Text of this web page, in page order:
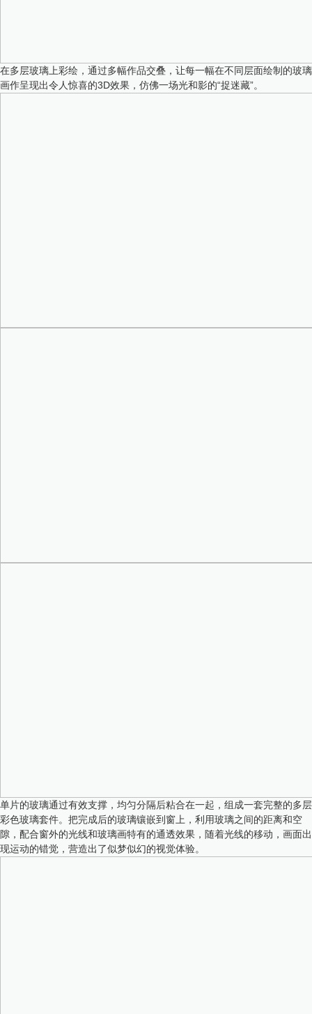
在多层玻璃上彩绘，通过多幅作品交叠，让每一幅在不同层面绘制的玻璃
画作呈现出令人惊喜的3D效果，仿佛一场光和影的“捉迷藏”。
单片的玻璃通过有效支撑，均匀分隔后粘合在一起，组成一套完整的多层
彩色玻璃套件。把完成后的玻璃镶嵌到窗上，利用玻璃之间的距离和空
隙，配合窗外的光线和玻璃画特有的通透效果，随着光线的移动，画面出
现运动的错觉，营造出了似梦似幻的视觉体验。